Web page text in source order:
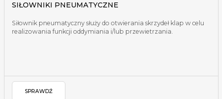
SIŁOWNIKI PNEUMATYCZNE
Siłownik pneumatyczny służy do otwierania skrzydeł klap w celu
realizowania funkcji oddymiania i/lub przewietrzania.
SPRAWDŹ